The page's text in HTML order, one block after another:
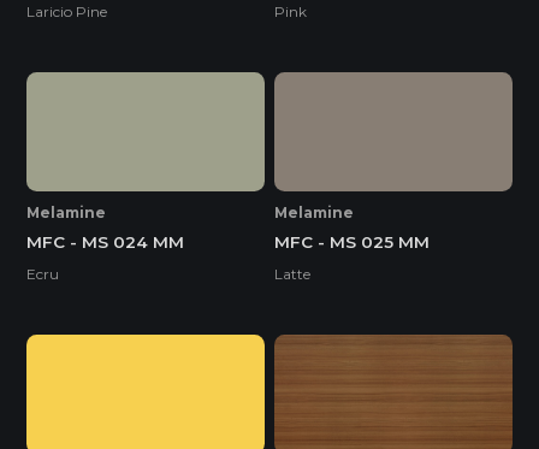
Laricio Pine Pink
Melamine
MFC - MS 024 MM
Ecru
Melamine
MFC - MS 025 MM
Latte